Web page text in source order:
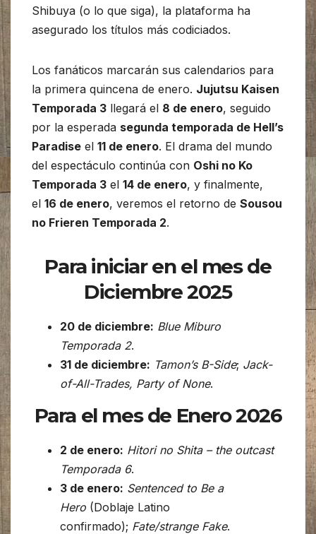
Shibuya (o lo que siga), la plataforma ha
asegurado los títulos más codiciados.
Los fanáticos marcarán sus calendarios para
la primera quincena de enero. Jujutsu Kaisen
Temporada 3 llegará el 8 de enero, seguido
por la esperada segunda temporada de Hell’s
Paradise el 11 de enero. El drama del mundo
del espectáculo continúa con Oshi no Ko
Temporada 3 el 14 de enero, y finalmente,
el 16 de enero, veremos el retorno de Sousou
no Frieren Temporada 2.
Para iniciar en el mes de
Diciembre 2025
20 de diciembre: Blue Miburo
Temporada 2.
31 de diciembre: Tamon’s B-Side; Jack-
of-All-Trades, Party of None.
Para el mes de Enero 2026
2 de enero: Hitori no Shita – the outcast
Temporada 6.
3 de enero: Sentenced to Be a
Hero (Doblaje Latino
confirmado); Fate/strange Fake.